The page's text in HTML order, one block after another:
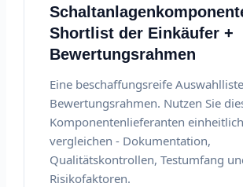
Shortlist der Einkäufer +
Bewertungsrahmen
Eine beschaffungsreife
Bewertungsrahmen. Nutzen Sie
Komponentenlieferanten
vergleichen - Dokumentation,
Qualitätskontrollen, Testumfang
Risikofaktoren.